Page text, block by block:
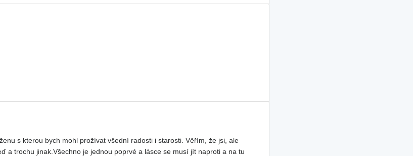
s kterou bych mohl prožívat všední radosti i starosti. Věřím, že jsi, ale
a trochu jinak.Všechno je jednou poprvé a lásce se musí jít naproti a na tu